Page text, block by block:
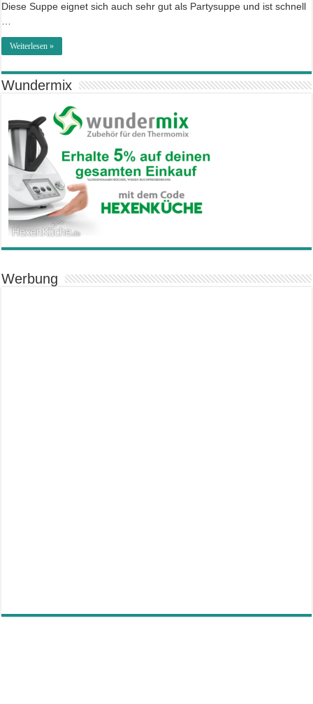
Diese Suppe eignet sich auch sehr gut als Partysuppe und ist schnell
…
Weiterlesen »
Wundermix
Werbung